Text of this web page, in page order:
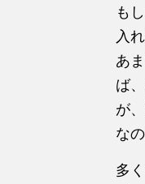
も
入
あ
ば
が
な
多